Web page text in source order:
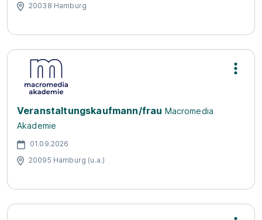
20038 Hamburg
Veranstaltungskaufmann/frau Macromedia
Akademie
01.09.2026
20095 Hamburg (u.a.)